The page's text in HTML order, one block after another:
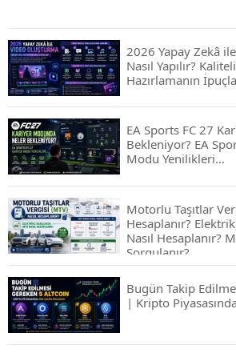
2026 Yapay Zekâ
Nasıl Yapılır?
Hazırlamanın
EA Sports FC 27
Bekleniyor? EA
Modu Yenilikleri…
Motorlu Taşıtlar
Hesaplanır?
Nasıl Hesaplanır?
Sorgulanır?
Bugün Takip
| Kripto